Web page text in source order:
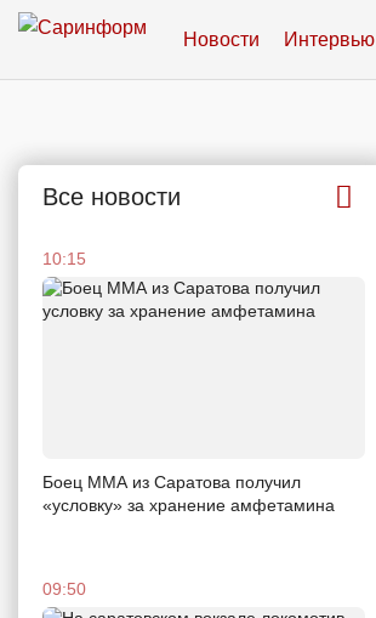
Новости Интервью
Все новости
10:15
Боец ММА из Саратова получил
«условку» за хранение амфетамина
09:50